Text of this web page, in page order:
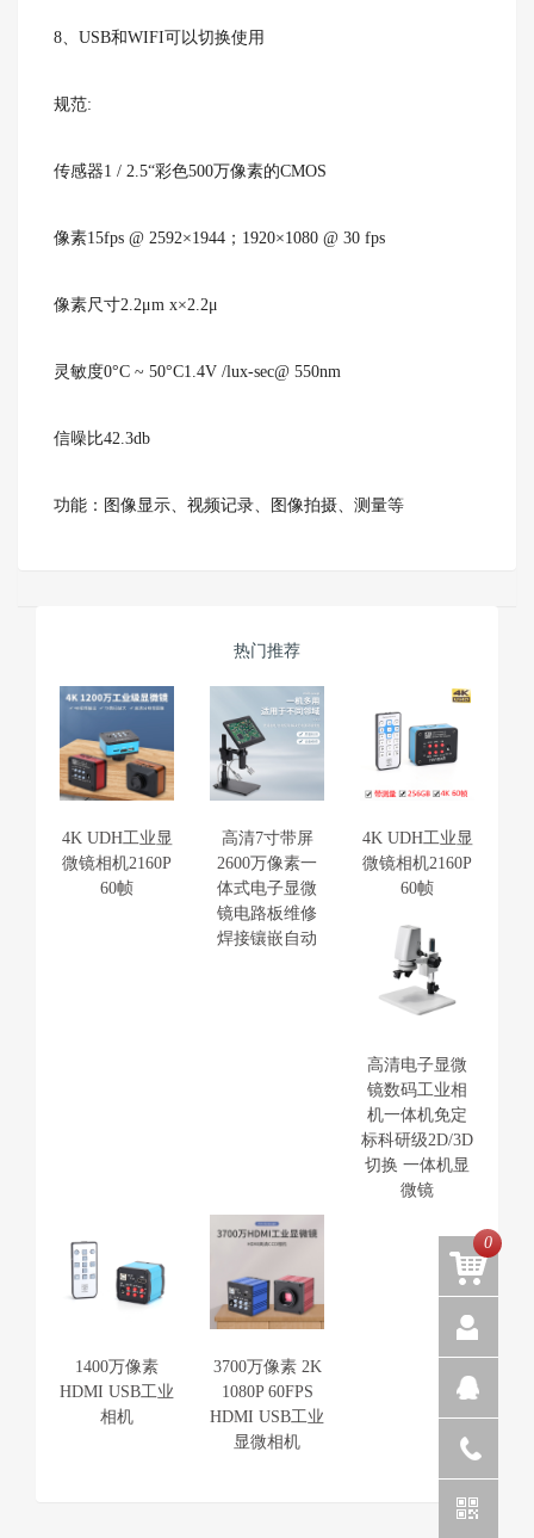
0
8、USB和WIFI可以切换使用
规范:
传感器1 / 2.5“彩色500万像素的CMOS
像素15fps @ 2592×1944；1920×1080 @ 30 fps
像素尺寸2.2μm x×2.2μ
灵敏度0°C ~ 50°C1.4V /lux-sec@ 550nm
信噪比42.3db
功能：图像显示、视频记录、图像拍摄、测量等
热门推荐
4K UDH工业显
微镜相机2160P
60帧
高清7寸带屏
2600万像素一
体式电子显微
镜电路板维修
焊接镶嵌自动
4K UDH工业显
微镜相机2160P
60帧
高清电子显微
镜数码工业相
机一体机免定
标科研级2D/3D
切换 一体机显
微镜
1400万像素
HDMI USB工业
相机
3700万像素 2K
1080P 60FPS
HDMI USB工业
显微相机